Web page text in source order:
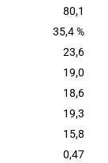
80,1
35,4 %
23,6
19,0
18,6
19,3
15,8
0,47